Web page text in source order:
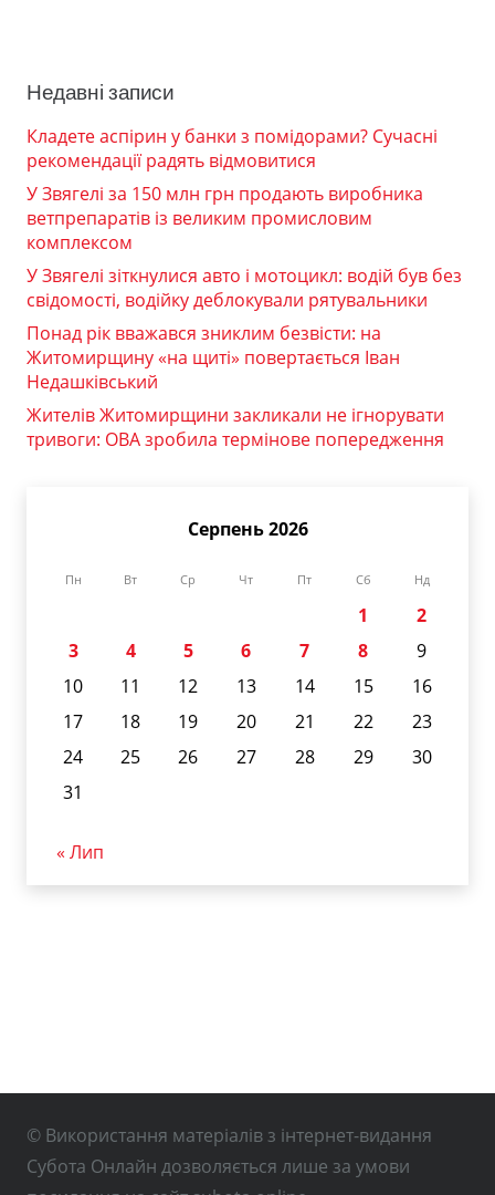
Недавні записи
Кладете аспірин у банки з помідорами? Сучасні
рекомендації радять відмовитися
У Звягелі за 150 млн грн продають виробника
ветпрепаратів із великим промисловим
комплексом
У Звягелі зіткнулися авто і мотоцикл: водій був без
свідомості, водійку деблокували рятувальники
Понад рік вважався зниклим безвісти: на
Житомирщину «на щиті» повертається Іван
Недашківський
Жителів Житомирщини закликали не ігнорувати
тривоги: ОВА зробила термінове попередження
Серпень 2026
Пн Вт Ср Чт Пт Сб Нд
1
2
3
4 5 6 7 8
9
10
11 12 13 14 15
16
17
18 19 20 21 22
23
24
25 26 27 28 29
30
31
« Лип
© Використання матеріалів з інтернет-видання
Субота Онлайн дозволяється лише за умови